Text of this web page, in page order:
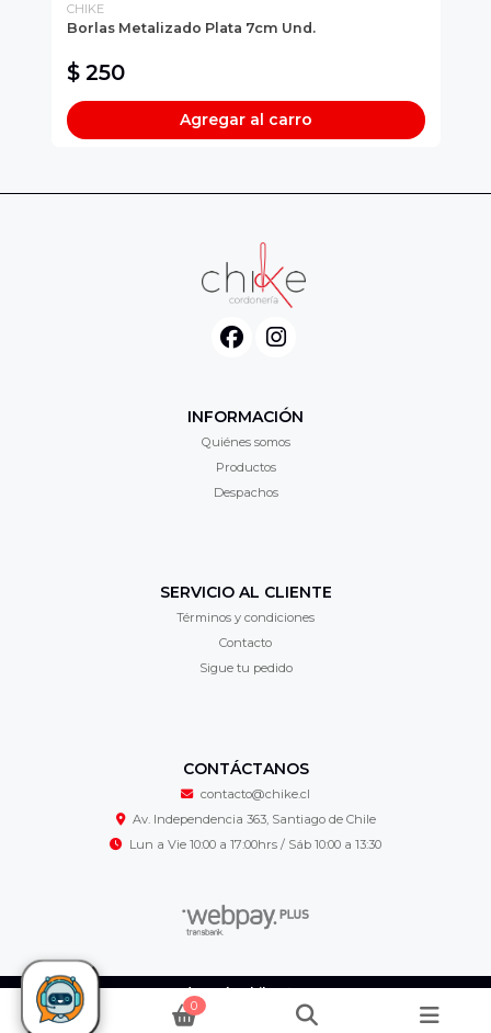
CHIKE
Borlas Metalizado Plata 7cm Und.
$ 250
Agregar al carro
INFORMACIÓN
Quiénes somos
Productos
Despachos
SERVICIO AL CLIENTE
Términos y condiciones
Contacto
Sigue tu pedido
CONTÁCTANOS
contacto@chike.cl
Av. Independencia 363, Santiago de Chile
Lun a Vie 10:00 a 17:00hrs / Sáb 10:00 a 13:30
Cordonería Chike © 2026
¿Te gusta mi tienda? Yo vendo con
0